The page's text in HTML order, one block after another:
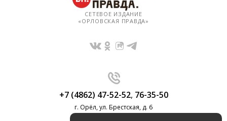
СЕТЕВОЕ ИЗДАНИЕ
«ОРЛОВСКАЯ ПРАВДА»
+7 (4862) 47-52-52, 76-35-50
г. Орёл, ул. Брестская, д. 6